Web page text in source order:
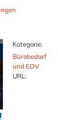
Kategorie:
Bürobedarf
und EDV
URL: